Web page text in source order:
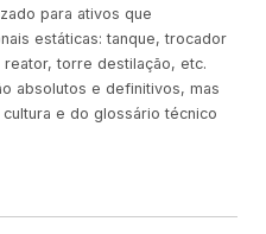
para ativos que
estáticas: tanque, trocador
torre destilação, etc.
absolutos e definitivos, mas
e do glossário técnico